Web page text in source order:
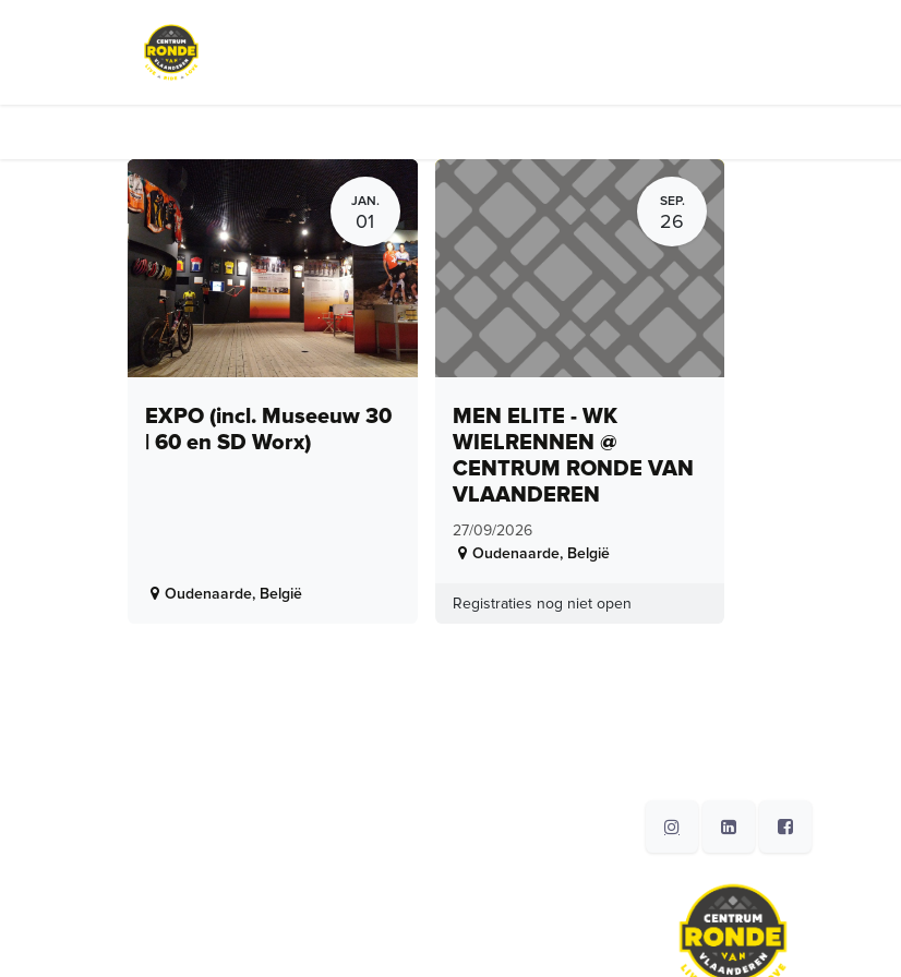
JAN.
01
EXPO (incl. Museeuw 30
| 60 en SD Worx)
Oudenaarde, België
SEP.
26
MEN ELITE - WK
WIELRENNEN @
CENTRUM RONDE VAN
VLAANDEREN
27/09/2026
Oudenaarde, België
Registraties nog niet open